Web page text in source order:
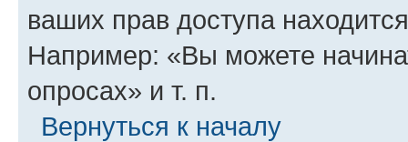
ваших прав доступа
Например: «Вы можете
опросах» и т. п.
Вернуться к началу